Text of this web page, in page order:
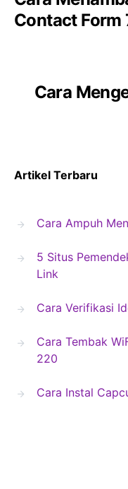
Contact Form
Cara
Artikel Terbaru
Cara Ampuh
5 Situs
Link
Cara Verifikasi
Cara Tembak
220
Cara Instal